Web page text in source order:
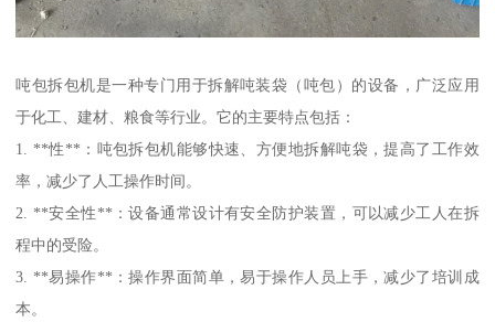
吨包拆包机是一种专门用于拆解吨装袋（吨包）的设备，广泛应用
于化工、建材、粮食等行业。它的主要特点包括：
1. **性**：吨包拆包机能够快速、方便地拆解吨袋，提高了工作效
率，减少了人工操作时间。
2. **安全性**：设备通常设计有安全防护装置，可以减少工人在拆
程中的受险。
3. **易操作**：操作界面简单，易于操作人员上手，减少了培训成
本。